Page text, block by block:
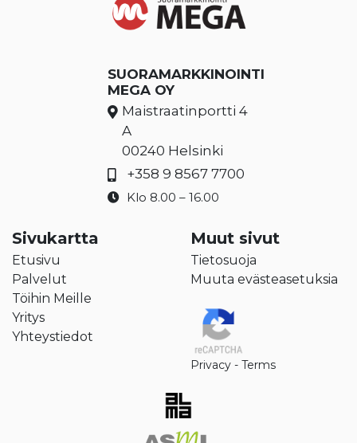
SUORAMARKKINOINTI
MEGA OY
Maistraatinportti 4
A
00240 Helsinki
+358 9 8567 7700
Klo 8.00 – 16.00
Sivukartta
Etusivu
Palvelut
Töihin Meille
Yritys
Yhteystiedot
Muut sivut
Tietosuoja
Muuta evästeasetuksia
Privacy - Terms